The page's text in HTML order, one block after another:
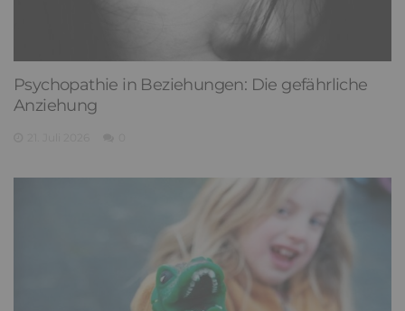
Psychopathie in Beziehungen: Die gefährliche
Anziehung